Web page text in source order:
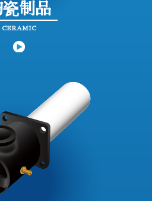
瓷制品
CERAMIC